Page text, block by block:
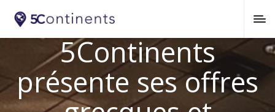
5Continents
présente ses offres